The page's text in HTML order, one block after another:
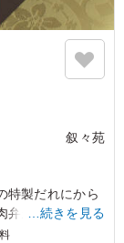
叙々苑
特製だれにから
弁当といえばこ
…続きを見る